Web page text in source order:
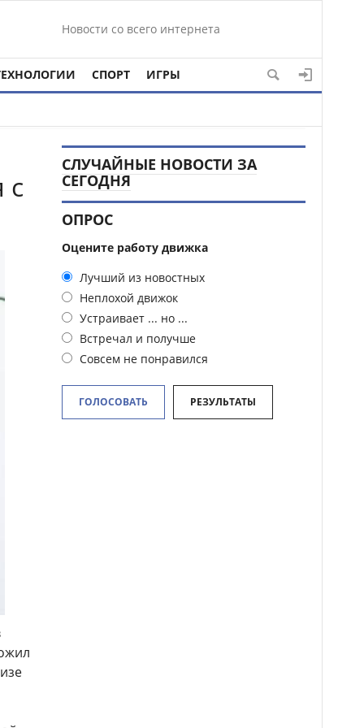
Новости со всего интернета
СПОРТ ИГРЫ
с
СЛУЧАЙНЫЕ НОВОСТИ ЗА
СЕГОДНЯ
ОПРОС
Оцените работу движка
Лучший из новостных
Неплохой движок
Устраивает ... но ...
Встречал и получше
Совсем не понравился
ГОЛОСОВАТЬ РЕЗУЛЬТАТЫ